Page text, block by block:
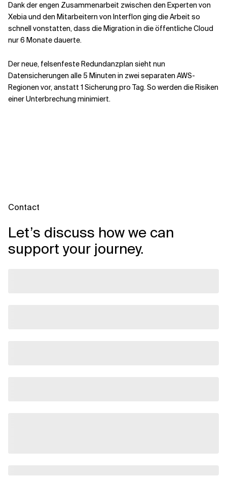
Dank der engen Zusammenarbeit zwischen den Experten von
Xebia und den Mitarbeitern von Interflon ging die Arbeit so
schnell vonstatten, dass die Migration in die öffentliche Cloud
nur 6 Monate dauerte.
Der neue, felsenfeste Redundanzplan sieht nun
Datensicherungen alle 5 Minuten in zwei separaten AWS-
Regionen vor, anstatt 1 Sicherung pro Tag. So werden die Risiken
einer Unterbrechung minimiert.
Contact
Let’s discuss how we can
support your journey.